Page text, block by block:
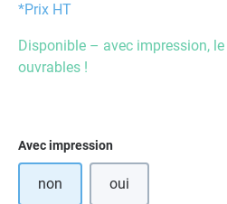
*Prix HT
Disponible – avec impression,
ouvrables !
Sélectionnez
Avec impression
non oui